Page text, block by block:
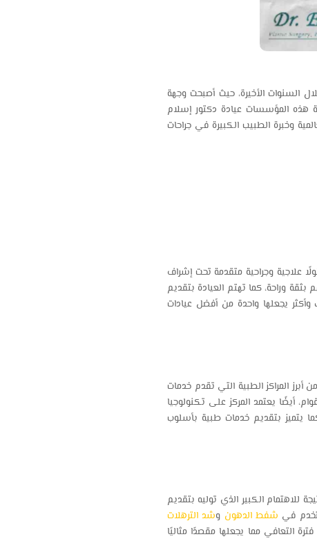
الأخيرة، حيث أصبحت وجهة
هذه المؤسسات عيادة دكتور إسلام
وخبرة الطبيب الكبيرة في جراحات
علاجية وجراحية متقدمة تحت إشراف
وراحة، كما تهتم العيادة بتقديم
يجعلها واحدة من أفضل عيادات
المراكز الطبية التي تقدم خدمات
أيضًا يعتمد المركز على تكنولوجيا
يتميز بتقديم خدمات طبية بأسلوب
الكبير الذي توليه بتقديم
في شفط الدهون وشد الترهلات
التعافي مما يجعلها مقصدًا مثاليًا